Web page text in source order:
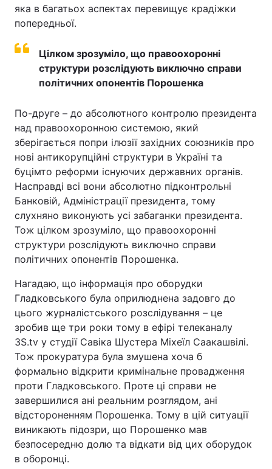
яка в багатьох аспектах перевищує крадіжки
попередньої.
Цілком зрозуміло, що правоохоронні
структури розслідують виключно справи
політичних опонентів Порошенка
По-друге – до абсолютного контролю президента
над правоохоронною системою, який
зберігається попри ілюзії західних союзників про
нові антикорупційні структури в Україні та
буцімто реформи існуючих державних органів.
Насправді всі вони абсолютно підконтрольні
Банковій, Адміністрації президента, тому
слухняно виконують усі забаганки президента.
Тож цілком зрозуміло, що правоохоронні
структури розслідують виключно справи
політичних опонентів Порошенка.
Нагадаю, що інформація про оборудки
Гладковського була оприлюднена задовго до
цього журналістського розслідування – це
зробив ще три роки тому в ефірі телеканалу
3S.tv у студії Савіка Шустера Міхеїл Саакашвілі.
Тож прокуратура була змушена хоча б
формально відкрити кримінальне провадження
проти Гладковського. Проте ці справи не
завершилися ані реальним розглядом, ані
відстороненням Порошенка. Тому в цій ситуації
виникають підозри, що Порошенко мав
безпосередню долю та відкати від цих оборудок
в оборонці.